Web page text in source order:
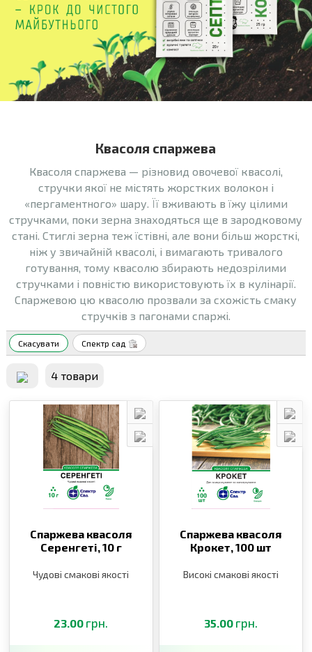
Квасоля спаржева
Квасоля спаржева — різновид овочевої квасолі,
стручки якої не містять жорстких волокон і
«пергаментного» шару. Її вживають в їжу цілими
стручками, поки зерна знаходяться ще в зародковому
стані. Стиглі зерна теж їстівні, але вони більш жорсткі,
ніж у звичайній квасолі, і вимагають тривалого
готування, тому квасолю збирають недозрілими
стручками і повністю використовують їх в кулінарії.
Спаржевою цю квасолю прозвали за схожість смаку
стручків з пагонами спаржі.
Скасувати Спектр сад
4 товари
Спаржева квасоля
Серенгеті, 10 г
Чудові смакові якості
23.00 грн.
Спаржева квасоля
Крокет, 100 шт
Високі смакові якості
35.00 грн.